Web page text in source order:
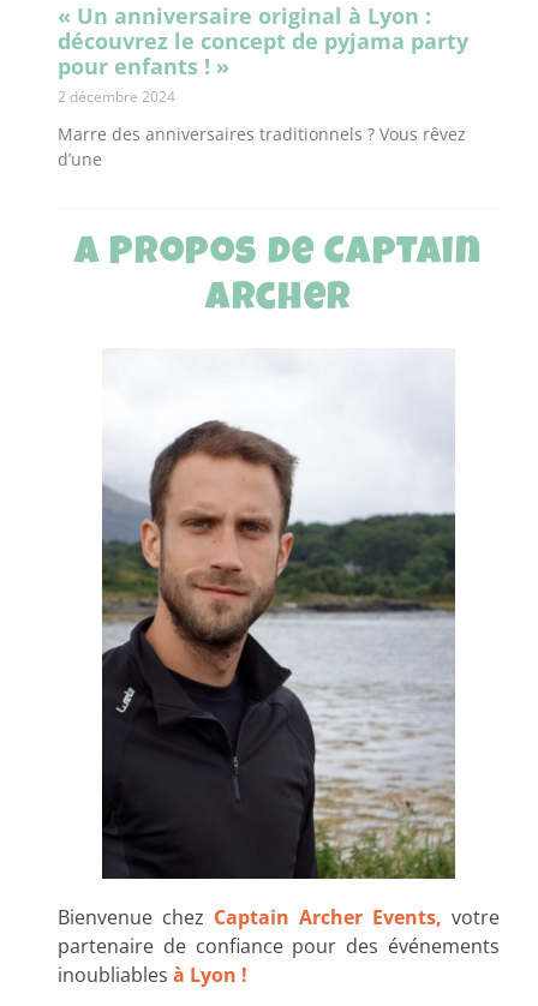
« Un anniversaire original à Lyon :
découvrez le concept de pyjama party
pour enfants ! »
2 décembre 2024
Marre des anniversaires traditionnels ? Vous rêvez
d’une
A Propos de Captain
Archer
Bienvenue chez Captain Archer Events, votre
partenaire de confiance pour des événements
inoubliables à Lyon !